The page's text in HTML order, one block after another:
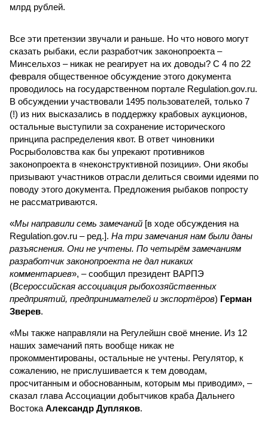
млрд рублей.
Все эти претензии звучали и раньше. Но что нового могут
сказать рыбаки, если разработчик законопроекта –
Минсельхоз – никак не реагирует на их доводы? С 4 по 22
февраля общественное обсуждение этого документа
проводилось на государственном портале Regulation.gov.ru.
В обсуждении участвовали 1495 пользователей, только 7
(!) из них высказались в поддержку крабовых аукционов,
остальные выступили за сохранение исторического
принципа распределения квот. В ответ чиновники
Росрыболовства как бы упрекают противников
законопроекта в «неконструктивной позиции». Они якобы
призывают участников отрасли делиться своими идеями по
поводу этого документа. Предложения рыбаков попросту
не рассматриваются.
«Мы направили семь замечаний [в ходе обсуждения на
Regulation.gov.ru – ред.]. На три замечания нам были даны
разъяснения. Они не учтены. По четырём замечаниям
разработчик законопроекта не дал никаких
комментариев», – сообщил президент ВАРПЭ
(Всероссийская ассоциация рыбохозяйственных
предприятий, предпринимателей и экспортёров) Герман
Зверев.
«Мы также направляли на Регулейшн своё мнение. Из 12
наших замечаний пять вообще никак не
прокомментированы, остальные не учтены. Регулятор, к
сожалению, не прислушивается к тем доводам,
просчитанным и обоснованным, которым мы приводим», –
сказал глава Ассоциации добытчиков краба Дальнего
Востока Александр Дупляков.